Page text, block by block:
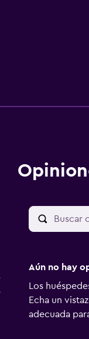
Aún no hay
Los
Echa un
adecuada